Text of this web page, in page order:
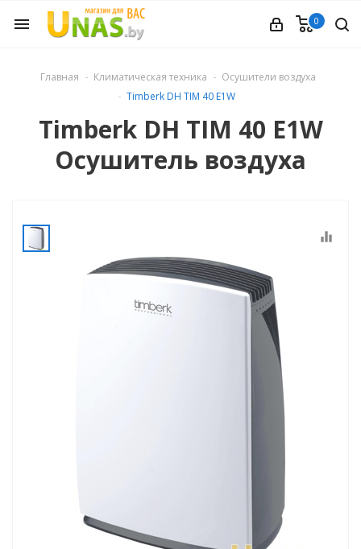
menu 0
Главная Климатическая техника
Осушители воздуха
Timberk DH TIM 40 E1W
Timberk DH TIM 40 E1W
Осушитель воздуха
equalizer